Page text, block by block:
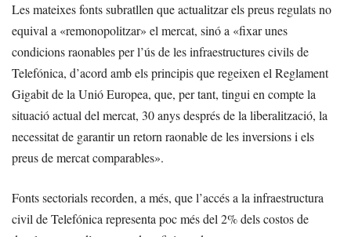
Les mateixes fonts subratllen que actualitzar els preus regulats no
equival a «remonopolitzar» el mercat, sinó a «fixar unes
condicions raonables per l’ús de les infraestructures civils de
Telefónica, d’acord amb els principis que regeixen el Reglament
Gigabit de la Unió Europea, que, per tant, tingui en compte la
situació actual del mercat, 30 anys després de la liberalització, la
necessitat de garantir un retorn raonable de les inversions i els
preus de mercat comparables».
Fonts sectorials recorden, a més, que l’accés a la infraestructura
civil de Telefónica representa poc més del 2% dels costos de